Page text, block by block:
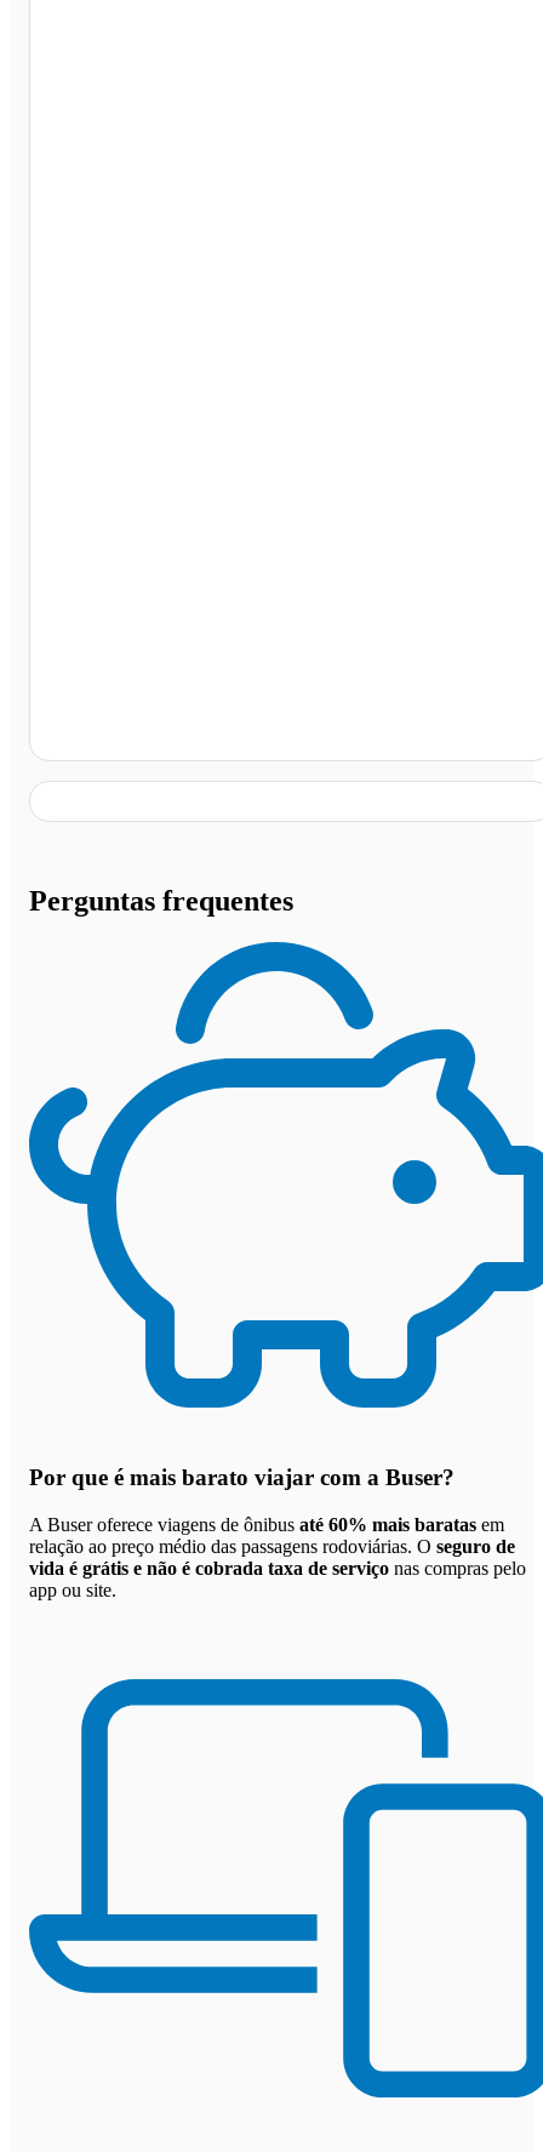
Perguntas frequentes
Por que é mais barato viajar com a Buser?
A Buser oferece viagens de ônibus até 60% mais baratas em
relação ao preço médio das passagens rodoviárias. O seguro de
vida é grátis e não é cobrada taxa de serviço nas compras pelo
app ou site.